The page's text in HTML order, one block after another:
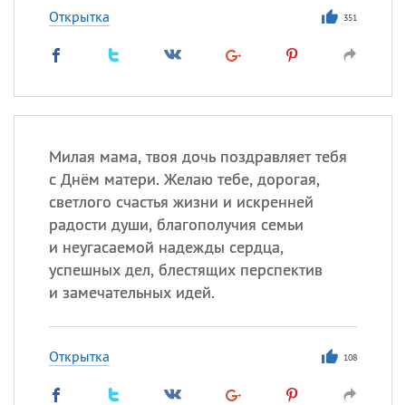
Открытка 351
Милая мама, твоя дочь поздравляет тебя
с Днём матери. Желаю тебе, дорогая,
светлого счастья жизни и искренней
радости души, благополучия семьи
и неугасаемой надежды сердца,
успешных дел, блестящих перспектив
и замечательных идей.
Открытка 108